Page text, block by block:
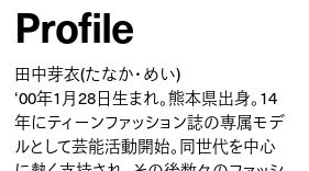
Profile
田中芽衣(たなか・めい)
‘00年1月28日生まれ。熊本県出⾝。14
年にティーンファッション誌の専属モデ
ルとして芸能活動開始。同世代を中心